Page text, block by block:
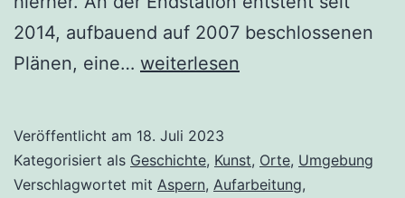
2014, aufbauend auf 2007 beschlossenen
Plänen, eine… Schwierige
Künstlerischen
Interventionen
weiterlesen
Veröffentlicht am 18. Juli 2023
Kategorisiert als Geschichte, Kunst, Orte, Umgebung
Verschlagwortet mit Aspern, Aufarbeitung,